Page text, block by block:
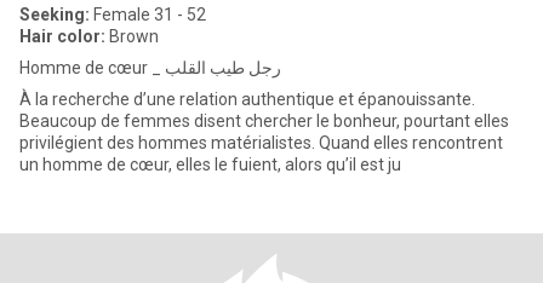
Seeking: Female 31 - 52
Hair color: Brown
Homme de cœur _ رجل طيب القلب
À la recherche d’une relation authentique et épanouissante.
Beaucoup de femmes disent chercher le bonheur, pourtant elles
privilégient des hommes matérialistes. Quand elles rencontrent
un homme de cœur, elles le fuient, alors qu’il est ju